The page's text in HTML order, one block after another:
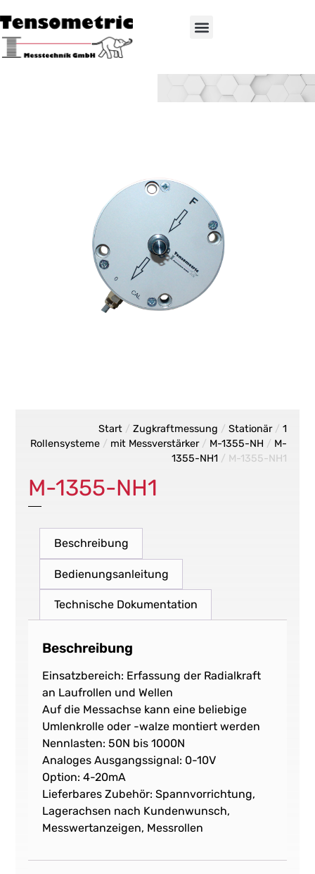
Start/ Zugkraftmessung / Stationär/ 1
Rollensysteme/ mit Messverstärker/ M-1355-NH / M-
1355-NH1 / M-1355-NH1
M-1355-NH1
Beschreibung
Bedienungsanleitung
Technische Dokumentation
Beschreibung
Einsatzbereich: Erfassung der Radialkraft
an Laufrollen und Wellen
Auf die Messachse kann eine beliebige
Umlenkrolle oder -walze montiert werden
Nennlasten: 50N bis 1000N
Analoges Ausgangssignal: 0-10V
Option: 4-20mA
Lieferbares Zubehör: Spannvorrichtung,
Lagerachsen nach Kundenwunsch,
Messwertanzeigen, Messrollen